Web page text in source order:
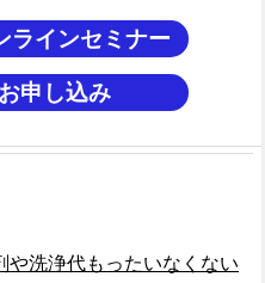
ラインセミナー
申し込み
や洗浄代もったいなくない